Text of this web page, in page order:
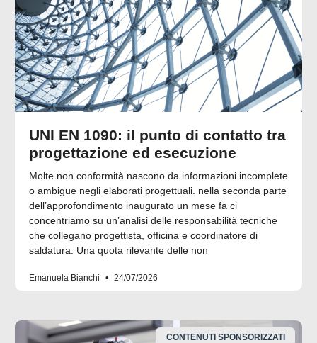
UNI EN 1090: il punto di contatto tra
progettazione ed esecuzione
Molte non conformità nascono da informazioni incomplete
o ambigue negli elaborati progettuali. nella seconda parte
dell’approfondimento inaugurato un mese fa ci
concentriamo su un’analisi delle responsabilità tecniche
che collegano progettista, officina e coordinatore di
saldatura. Una quota rilevante delle non
Emanuela Bianchi 24/07/2026
CONTENUTI SPONSORIZZATI